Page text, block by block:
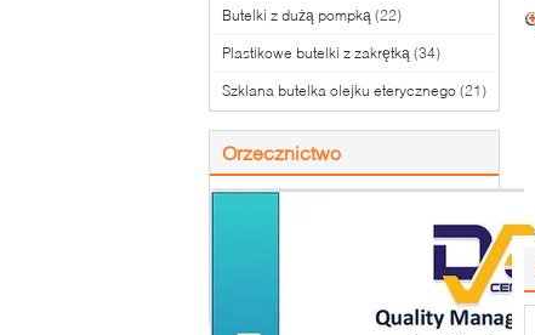
Butelki z dużą pompką (22)
Plastikowe butelki z zakrętką (34)
Szklana butelka olejku eterycznego (21)
Orzecznictwo